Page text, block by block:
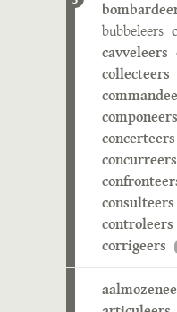
bubbeleers
cavveleers
collecteers
componeers
concerteers
concurreers
consulteers
controleers
corrigeers